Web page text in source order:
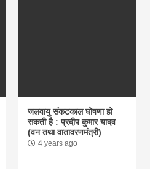
जलवायु संकटकाल घोषणा हो
सकती है : प्रदीप कुमार यादव
(वन तथा वातावरणमंत्री)
4 years ago